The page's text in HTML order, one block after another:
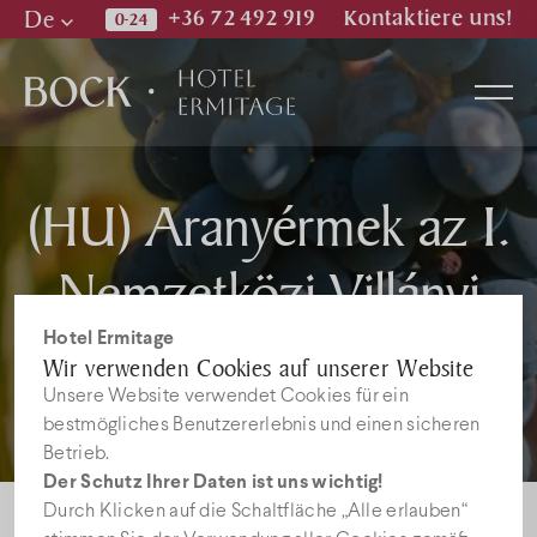
Hotel Ermitage
Wir verwenden Cookies auf unserer Website
Unsere Website verwendet Cookies für ein
bestmögliches Benutzererlebnis und einen sicheren
Betrieb.
Der Schutz Ihrer Daten ist uns wichtig!
Durch Klicken auf die Schaltfläche „Alle erlauben“
En
De +36 72 492 919 Kontaktiere uns!
(HU) Aranyérmek az I.
Nemzetközi Villányi
Rosé Borversenyen
Zimmer
Restaurant
Bilder